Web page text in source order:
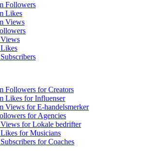
Followers
Likes
Views
Followers for Creators
Likes for Influenser
Views for E-handelsmerker
for Agencies
for Lokale bedrifter
for Musicians
for Coaches